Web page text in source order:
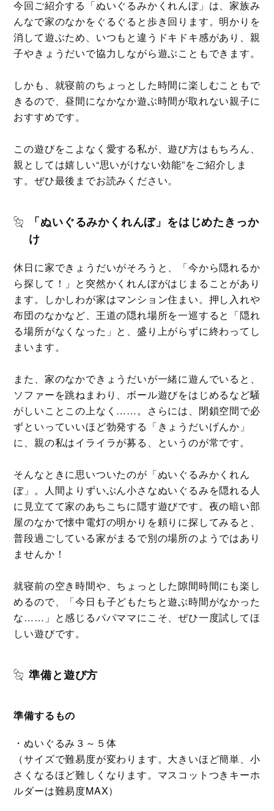
今回ご紹介する「ぬいぐるみかくれんぼ」は、家族み
んなで家のなかをぐるぐると歩き回ります。明かりを
消して遊ぶため、いつもと違うドキドキ感があり、親
子やきょうだいで協力しながら遊ぶこともできます。
しかも、就寝前のちょっとした時間に楽しむこともで
きるので、昼間になかなか遊ぶ時間が取れない親子に
おすすめです。
この遊びをこよなく愛する私が、遊び方はもちろん、
親としては嬉しい“思いがけない効能”をご紹介しま
す。ぜひ最後までお読みください。
「ぬいぐるみかくれんぼ」をはじめたきっか
け
休日に家できょうだいがそろうと、「今から隠れるか
ら探して！」と突然かくれんぼがはじまることがあり
ます。しかしわが家はマンション住まい。押し入れや
布団のなかなど、王道の隠れ場所を一巡すると「隠れ
る場所がなくなった」と、盛り上がらずに終わってし
まいます。
また、家のなかできょうだいが一緒に遊んでいると、
ソファーを跳ねまわり、ボール遊びをはじめるなど騒
がしいことこの上なく……。さらには、閉鎖空間で必
ずといっていいほど勃発する「きょうだいげんか」
に、親の私はイライラが募る、というのが常です。
そんなときに思いついたのが「ぬいぐるみかくれん
ぼ」。人間よりずいぶん小さなぬいぐるみを隠れる人
に見立てて家のあちこちに隠す遊びです。夜の暗い部
屋のなかで懐中電灯の明かりを頼りに探してみると、
普段過ごしている家がまるで別の場所のようではあり
ませんか！
就寝前の空き時間や、ちょっとした隙間時間にも楽し
めるので、「今日も子どもたちと遊ぶ時間がなかった
な……」と感じるパパママにこそ、ぜひ一度試してほ
しい遊びです。
準備と遊び方
準備するもの
・ぬいぐるみ３～５体
（サイズで難易度が変わります。大きいほど簡単、小
さくなるほど難しくなります。マスコットつきキーホ
ルダーは難易度MAX）